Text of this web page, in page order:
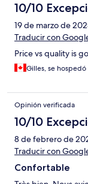
10/10
19 de marzo de
Traducir con
Price vs quality is
Gilles, se hospedó
Opinión verificada
10/10
8 de febrero de
Traducir con
Confortable